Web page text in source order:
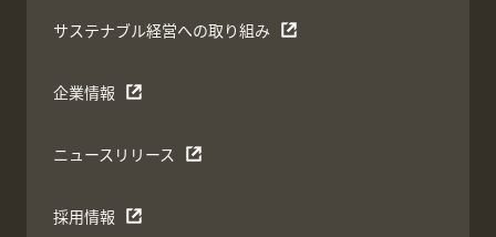
サステナブル経営への取り組み
企業情報
ニュースリリース
採用情報